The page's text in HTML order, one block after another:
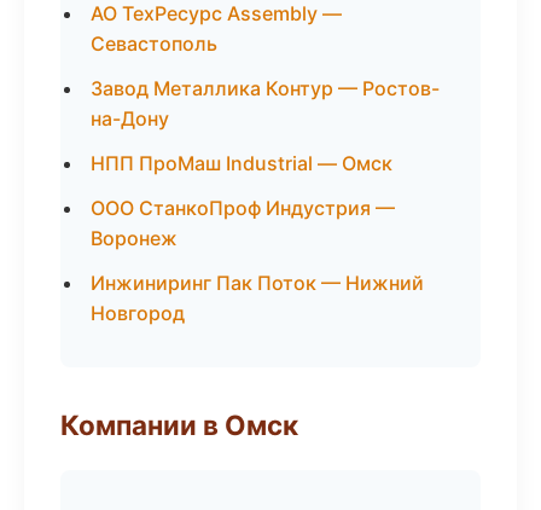
АО ТехРесурс Assembly —
Севастополь
Завод Металлика Контур — Ростов-
на-Дону
НПП ПроМаш Industrial — Омск
ООО СтанкоПроф Индустрия —
Воронеж
Инжиниринг Пак Поток — Нижний
Новгород
Компании в Омск